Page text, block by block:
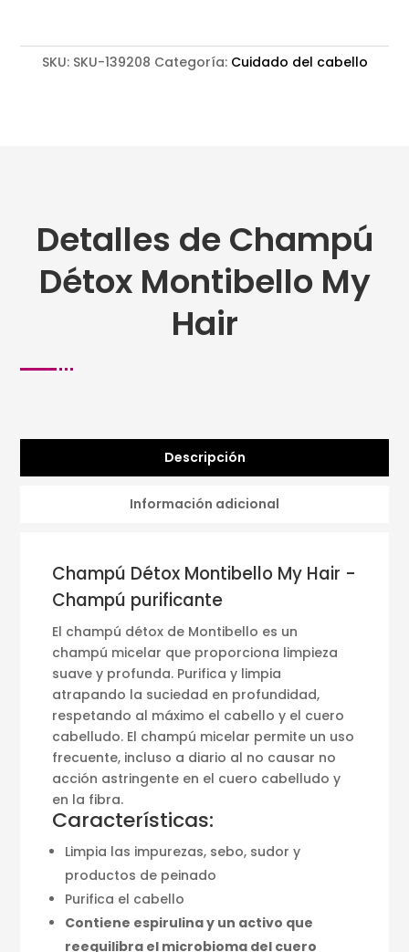
SKU: SKU-139208 Categoría: Cuidado del cabello
Detalles de Champú
Détox Montibello My
Hair
Descripción
Información adicional
Champú Détox Montibello My Hair -
Champú purificante
El champú détox de Montibello es un
champú micelar que proporciona limpieza
suave y profunda. Purifica y limpia
atrapando la suciedad en profundidad,
respetando al máximo el cabello y el cuero
cabelludo. El champú micelar permite un uso
frecuente, incluso a diario al no causar no
acción astringente en el cuero cabelludo y
en la fibra.
Características:
Limpia las impurezas, sebo, sudor y
productos de peinado
Purifica el cabello
Contiene espirulina y un activo que
reequilibra el microbioma del cuero